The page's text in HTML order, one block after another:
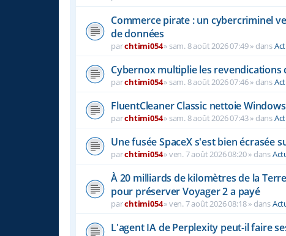
Commerce pirate : un cybercriminel
de données
parchtimi054» sam. 8 août 2026 07:49» dans
Cybernox multiplie les revendications
parchtimi054» sam. 8 août 2026 07:46» dans
FluentCleaner Classic nettoie
parchtimi054» sam. 8 août 2026 07:43» dans
Une fusée SpaceX s'est bien écrasée
parchtimi054»ven. 7 août 2026 08:20» dans
À 20 milliards de kilomètres de la
pour préserver Voyager 2 a payé
parchtimi054»ven. 7 août 2026 08:18» dans
L'agent IA de Perplexity peut-il faire